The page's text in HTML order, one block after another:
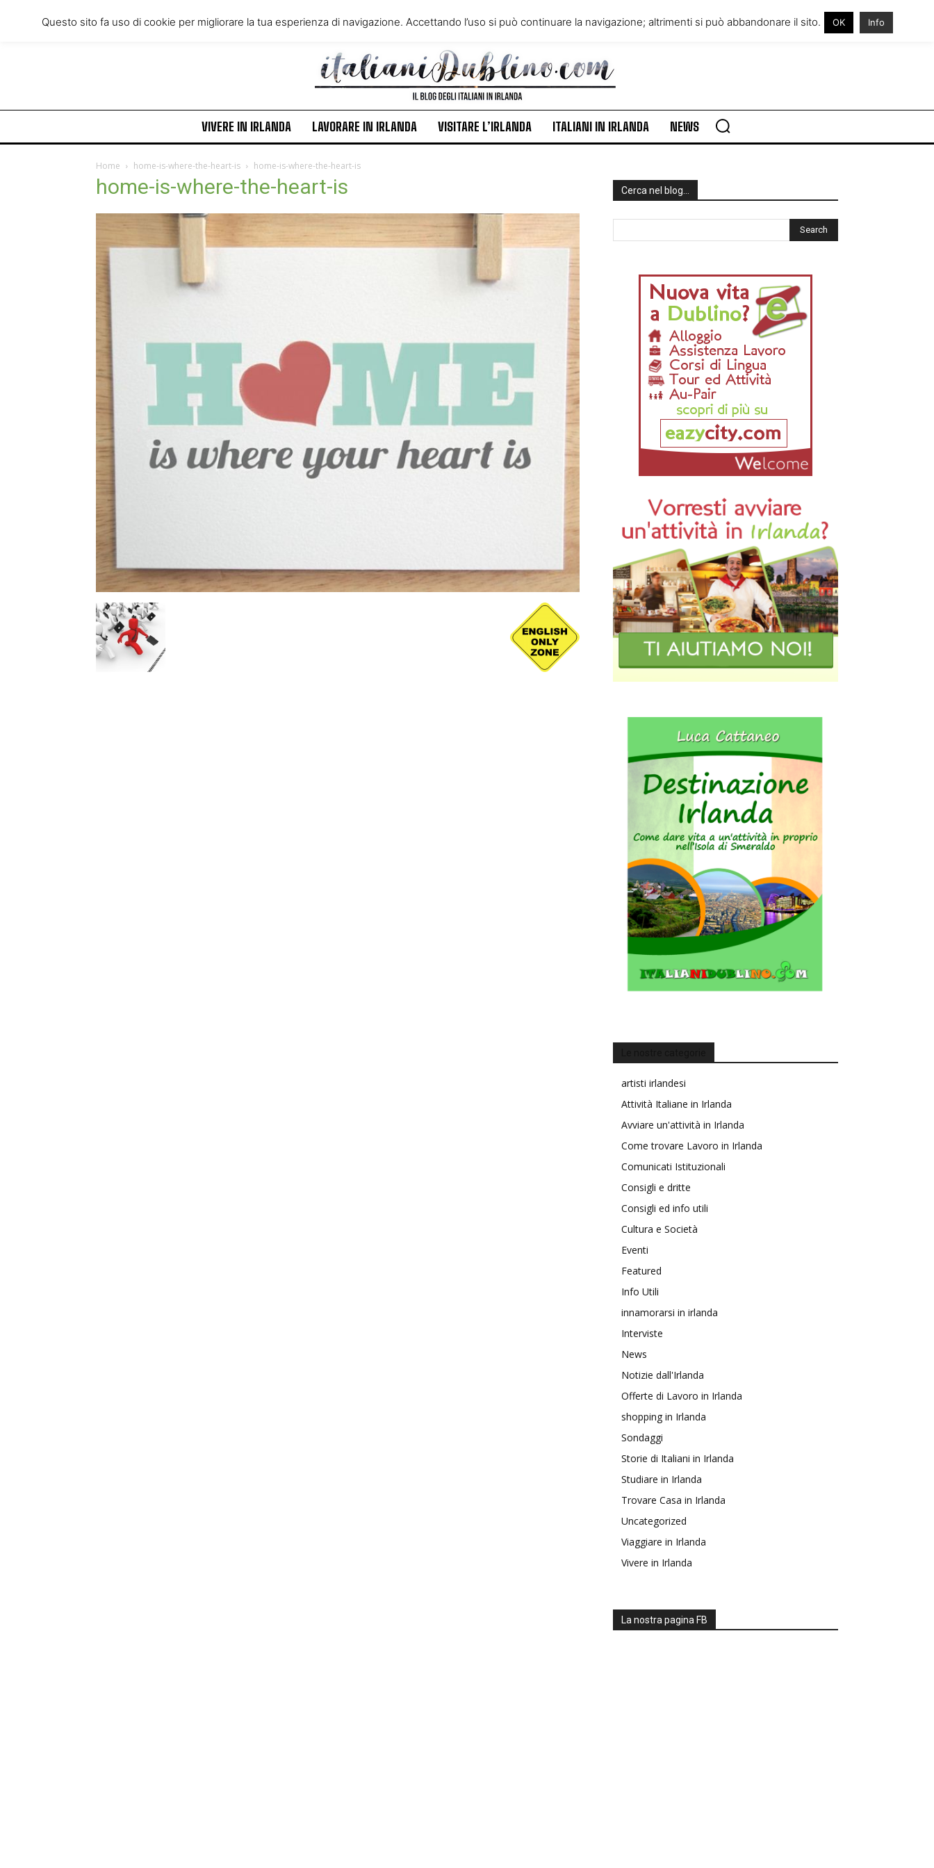
Friday, August 7, 2026 VIVERE IN IRLANDA
VISITARE L’IRLANDA
ITALIANI IN IRLANDA
NEWS
VIVERE IN IRLANDA LAVORARE IN IRLANDA VISITARE L’IRLANDA ITALIANI IN IRLANDA NEWS
Home home-is-where-the-heart-is home-is-where-the-heart-is
home-is-where-the-heart-is Cerca nel blog…
artisti irlandesi
Attività Italiane in Irlanda
Avviare un'attività in Irlanda
Come trovare Lavoro in Irlanda
Comunicati Istituzionali
Consigli e dritte
Consigli ed info utili
Cultura e Società
Eventi
Featured
Info Utili
innamorarsi in irlanda
Interviste
News
Notizie dall'Irlanda
Offerte di Lavoro in Irlanda
shopping in Irlanda
Sondaggi
Storie di Italiani in Irlanda
Studiare in Irlanda
Trovare Casa in Irlanda
Uncategorized
Viaggiare in Irlanda
Vivere in Irlanda
La nostra pagina FB
Questo sito fa uso di cookie per migliorare la tua esperienza di navigazione. Accettando l’uso si può continuare la navigazione; altrimenti si può abbandonare il sito. OK Info